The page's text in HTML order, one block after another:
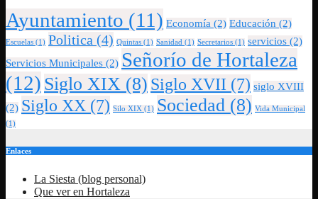
Ayuntamiento (11) Economía (2) Educación (2)
Escuelas (1) Politica (4) Quintas (1) Sanidad (1) Secretarios (1) servicios (2)
Servicios Municipales (2) Señorío de Hortaleza
(12) Siglo XIX (8) Siglo XVII (7) siglo XVIII
(2) Siglo XX (7) Silo XIX (1) Sociedad (8) Vida Municipal
(1)
Enlaces
La Siesta (blog personal)
Que ver en Hortaleza